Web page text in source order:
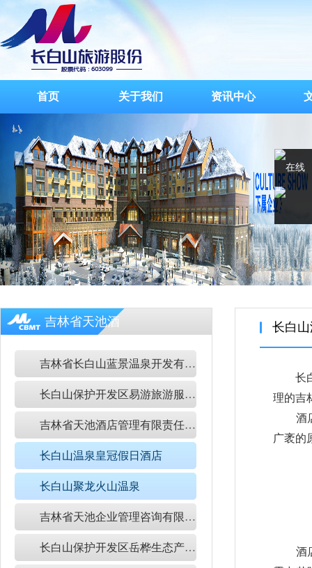
首页 关于我们 资讯中心
吉林省天池酒
任公司
吉林省长白山蓝景温泉开发有限公司
长白山保护开发区易游旅游服务有限公司
吉林省天池酒店管理有限责任公司
长白山温泉皇冠假日酒店
长白山聚龙火山温泉
吉林省天池企业管理咨询有限公司
长白山保护开发区岳桦生态产品有限公司
长白
长
理的吉
酒
广袤的
酒
在线
客服